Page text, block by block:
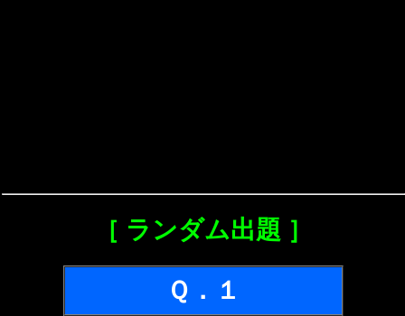
［ ランダム出題 ］
Ｑ．１